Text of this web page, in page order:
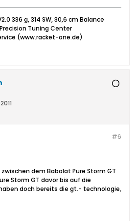
336 g, 314 SW, 30,6 cm Balance
Tuning Center
(www.racket-one.de)
#6
dem Babolat Pure Storm GT
Storm GT davor bis auf die
doch bereits die gt.- technologie,